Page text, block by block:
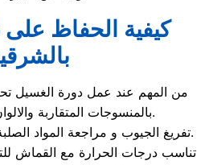
كيفية الحفاظ على
من المهم عند عمل دورة الغسيل
بالمنسوجات المتقاربة والالوان ايضا.
تفريغ الجيوب و مراجعة المواد الصلبة فبل الغسيل.
تناسب درجات الحرارة مع القماش